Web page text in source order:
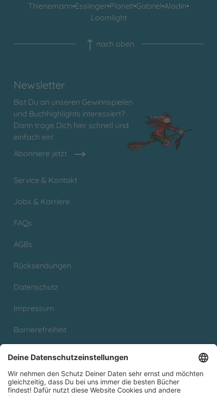
Thienemann•Esslinger•Planet!•Gabriel•Aladin•
Loomlight
nach oben
Newsletter
Bist Du an unseren Gewinnspielen
und Buchhighlights interessiert?
Dann trage Dich hier schnell und
einfach ein!
Abonniere jetzt
Service & Kontakt
Jobs & Karriere
FAQs
AGBs
Rücksendungen
Datenschutz
Impressum
Barrierefreiheit
Partnerprogramm (Affiliate)